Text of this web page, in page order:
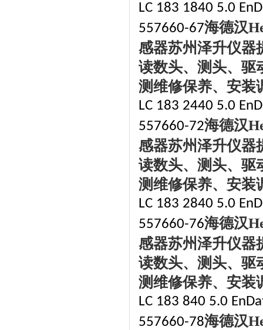
LC 183 1840 5.0
557660-67海德汉
感器苏州泽升仪器
读数头、测头、驱
测维修保养、安装
LC 183 2440 5.0
557660-72海德汉
感器苏州泽升仪器
读数头、测头、驱
测维修保养、安装
LC 183 2840 5.0
557660-76海德汉
感器苏州泽升仪器
读数头、测头、驱
测维修保养、安装
LC 183 840 5.0
557660-78海德汉